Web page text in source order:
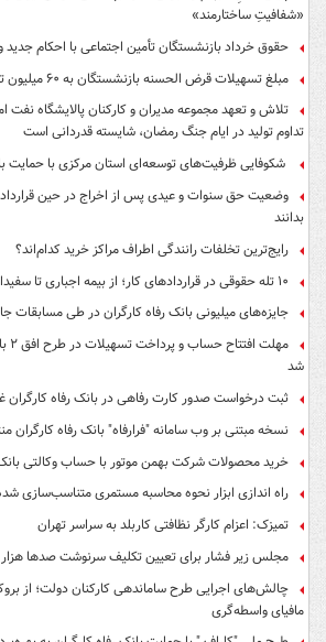
«شفافیتِ ساختارمند»
حقوق خرداد بازنشستگان تأمین اجتماعی با احکام جدید
مبلغ تسهیلات قرض الحسنه بازنشستگان به ۶۰ میلیون تومان افزایش یافت
تلاش و تعهد مجموعه مدیران و کارکنان پالایشگاه نفت
تداوم تولید در ایام جنگ رمضان، شایسته قدردانی است
شکوفایی ظرفیت‌های توسعه‌ای استان مرکزی با حمایت
وضعیت حق سنوات و عیدی پس از اخراج در حین قرارداد؛
بدانند
رایج‌ترین تخلفات رانندگی اطراف مراکز خرید کدام‌اند؟
۱۰ تله حقوقی در قراردادهای کار؛ از بیمه اجباری تا سفیدامضاء خطرناک
جایزه‌های میلیونی بانک رفاه کارگران در طی مسابقات
شد
ثبت درخواست صدور کارت رفاهی در بانک رفاه
نسخه مبتنی بر وب سامانه "فرارفاه" بانک رفاه کارگران
خرید محصولات شرکت بهمن موتور با حساب وکالتی بانک
راه اندازی ابزار نحوه محاسبه مستمری متناسب‌سازی
تمیزک: اعزام کارگر نظافتی کاربلد به سراسر تهران
مجلس زیر فشار برای تعیین تکلیف سرنوشت صدها
چالش‌های اجرایی طرح ساماندهی کارکنان دولت؛ از
مافیای واسطه‌گری